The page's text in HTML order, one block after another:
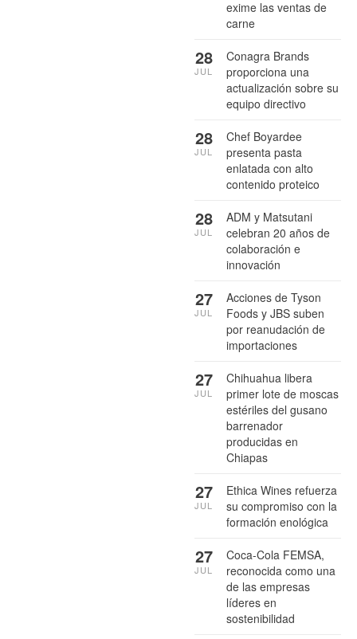
exime las ventas de
carne
Conagra Brands
proporciona una
actualización sobre su
equipo directivo
28
JUL
Chef Boyardee
presenta pasta
enlatada con alto
contenido proteico
28
JUL
ADM y Matsutani
celebran 20 años de
colaboración e
innovación
28
JUL
Acciones de Tyson
Foods y JBS suben
por reanudación de
importaciones
27
JUL
Chihuahua libera
primer lote de moscas
estériles del gusano
barrenador
producidas en
Chiapas
27
JUL
Ethica Wines refuerza
su compromiso con la
formación enológica
27
JUL
Coca-Cola FEMSA,
reconocida como una
de las empresas
líderes en
sostenibilidad
27
JUL